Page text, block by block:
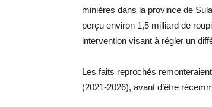
minières dans la province de
perçu environ 1,5 milliard de
intervention visant à régler un
Les faits reprochés
(2021-2026), avant d’être